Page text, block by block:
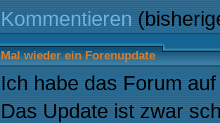
Kommentieren
Mal wieder ein Forenupdate
Ich habe das Forum
Das Update ist zwar